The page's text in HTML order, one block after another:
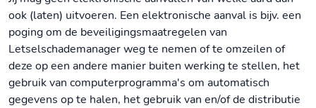
ook (laten) uitvoeren. Een elektronische aanval is bijv. een
poging om de beveiligingsmaatregelen van
Letselschademanager weg te nemen of te omzeilen of
deze op een andere manier buiten werking te stellen, het
gebruik van computerprogramma's om automatisch
gegevens op te halen, het gebruik van en/of de distributie